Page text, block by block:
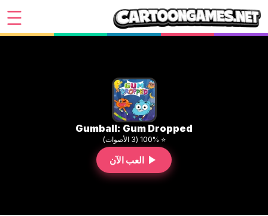
Gumball: Gum Dropped
⭐ 100% (3 الأصوات)
العب الآن